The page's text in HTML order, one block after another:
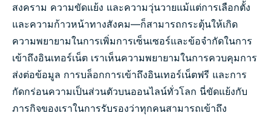
สงคราม ความขัดแย้ง และความวุ่นวายแม้แต่การเลือกตั้ง
และความก้าวหน้าทางสังคม—ก็สามารถกระตุ้นให้เกิด
ความพยายามในการเพิ่มการเซ็นเซอร์และข้อจำกัดในการ
เข้าถึงอินเทอร์เน็ต เราเห็นความพยายามในการควบคุมการ
ส่งต่อข้อมูล การบล็อกการเข้าถึงอินเทอร์เน็ตฟรี และการ
กัดกร่อนความเป็นส่วนตัวบนออนไลน์ทั่วโลก นี่ขัดแย้งกับ
ภารกิจของเราในการรับรองว่าทุกคนสามารถเข้าถึง